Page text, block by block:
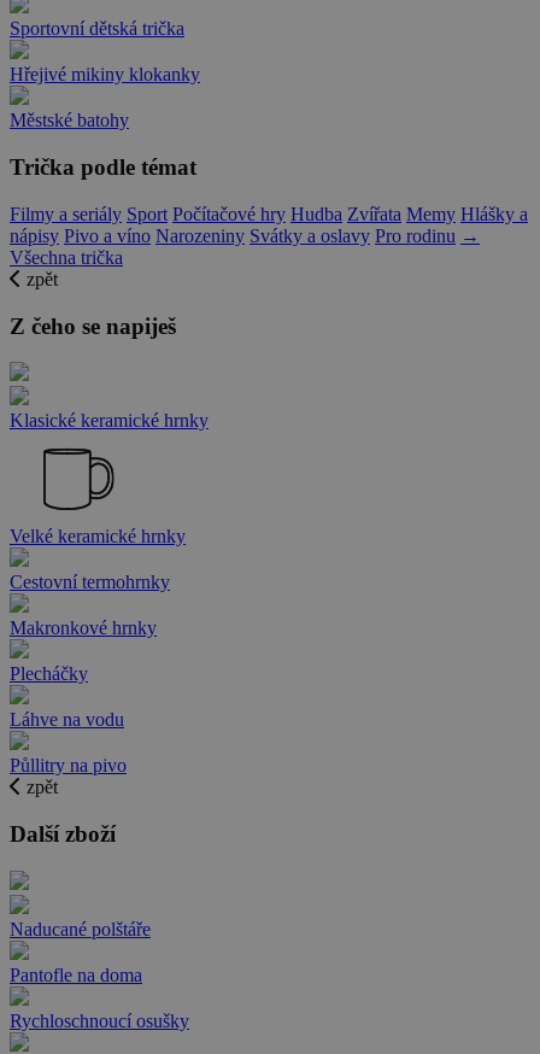
Sportovní dětská trička
Hřejivé mikiny klokanky
Městské batohy
Trička podle témat
Filmy a seriály Sport Počítačové hry Hudba Zvířata Memy Hlášky a
nápisy Pivo a víno Narozeniny Svátky a oslavy Pro rodinu →
Všechna trička
zpět
Z čeho se napiješ
Klasické keramické hrnky
Velké keramické hrnky
Cestovní termohrnky
Makronkové hrnky
Plecháčky
Láhve na vodu
Půllitry na pivo
zpět
Další zboží
Naducané polštáře
Pantofle na doma
Rychloschnoucí osušky